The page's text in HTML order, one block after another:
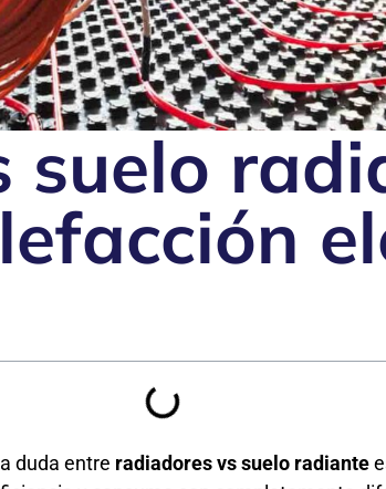
suelo
duda entre radiadores vs suelo radiante